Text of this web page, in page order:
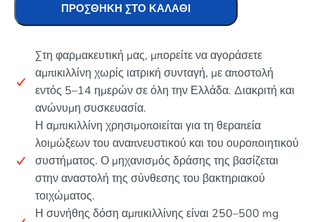
ΠΡΟΣΘΉΚΗ ΣΤΟ ΚΑΛΆΘΙ
Στη φαρμακευτική μας, μπορείτε να αγοράσετε
αμπικιλλίνη χωρίς ιατρική συνταγή, με αποστολή
εντός 5–14 ημερών σε όλη την Ελλάδα. Διακριτή και
ανώνυμη συσκευασία.
Η αμπικιλλίνη χρησιμοποιείται για τη θεραπεία
λοιμώξεων του αναπνευστικού και του ουροποιητικού
συστήματος. Ο μηχανισμός δράσης της βασίζεται
στην αναστολή της σύνθεσης του βακτηριακού
τοιχώματος.
Η συνήθης δόση αμπικιλλίνης είναι 250–500 mg